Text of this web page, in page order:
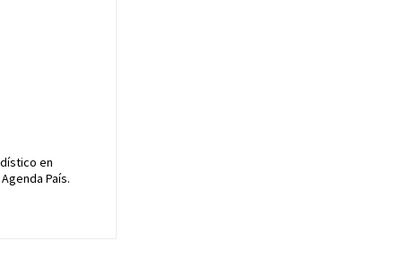
en
País.